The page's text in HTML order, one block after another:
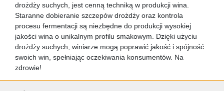
drożdży suchych, jest cenną techniką w produkcji wina.
Staranne dobieranie szczepów drożdży oraz kontrola
procesu fermentacji są niezbędne do produkcji wysokiej
jakości wina o unikalnym profilu smakowym. Dzięki użyciu
drożdży suchych, winiarze mogą poprawić jakość i spójność
swoich win, spełniając oczekiwania konsumentów. Na
zdrowie!